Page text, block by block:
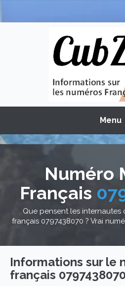
Menu
Numéro
Français
Que pensent les
français 0797438070 ? Vrai
Informations sur le
français